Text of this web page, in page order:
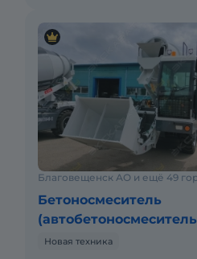
Благовещенск АО и ещё 49
Бетоносмеситель
SDM5500
Новая техника